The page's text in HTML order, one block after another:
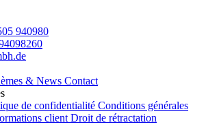
940980
& News Contact
de confidentialité Conditions générales
client Droit de rétractation